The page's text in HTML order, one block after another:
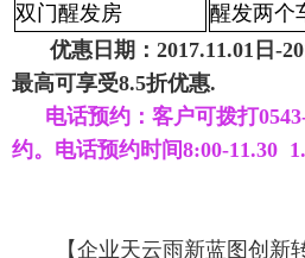
双门醒发房
醒发两个
优惠日期：2017.11.01日-
最高可享受8.5折优惠.
电话预约：客户可拨打
约。电话预约时间8:00-11.30
【企业天云雨新蓝图创新